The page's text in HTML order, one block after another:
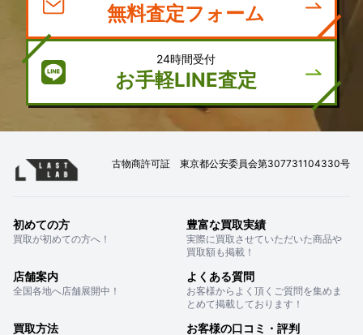
無料査定フォーム
24時間受付
お手軽LINE査定
古物商許可証 東京都公安委員会第307731104330号
初めての方
買取が初めての方へ！
豊富な買取実績
実際に買取させていただいた商品や
買取額も掲載！
店舗案内
全国各地へ店舗展開中！
よくある質問
お客様からよく頂くご質問を集めま
とめて掲載しております！
買取方法 お客様の口コミ・評判